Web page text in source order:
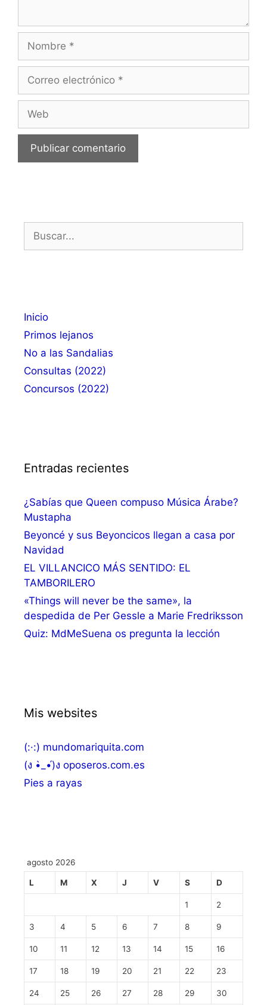
electrónico
Inicio
Primos lejanos
No a las Sandalias
Consultas (2022)
Concursos (2022)
Entradas recientes
¿Sabías que Queen compuso Música Árabe?
Mustapha
Beyoncé y sus Beyoncicos llegan a casa por
Navidad
EL VILLANCICO MÁS SENTIDO: EL
TAMBORILERO
«Things will never be the same», la
despedida de Per Gessle a Marie Fredriksson
Quiz: MdMeSuena os pregunta la lección
Mis websites
(:·:) mundomariquita.com
(ง •̀_•́)ง oposeros.com.es
Pies a rayas
agosto 2026
L M X J V S D
1 2
3 4 5 6 7 8 9
10 11 12 13 14 15 16
17 18 19 20 21 22 23
24 25 26 27 28 29 30